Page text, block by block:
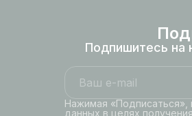
Подпишитесь на
Нажимая «Подписаться»,
данных в целях